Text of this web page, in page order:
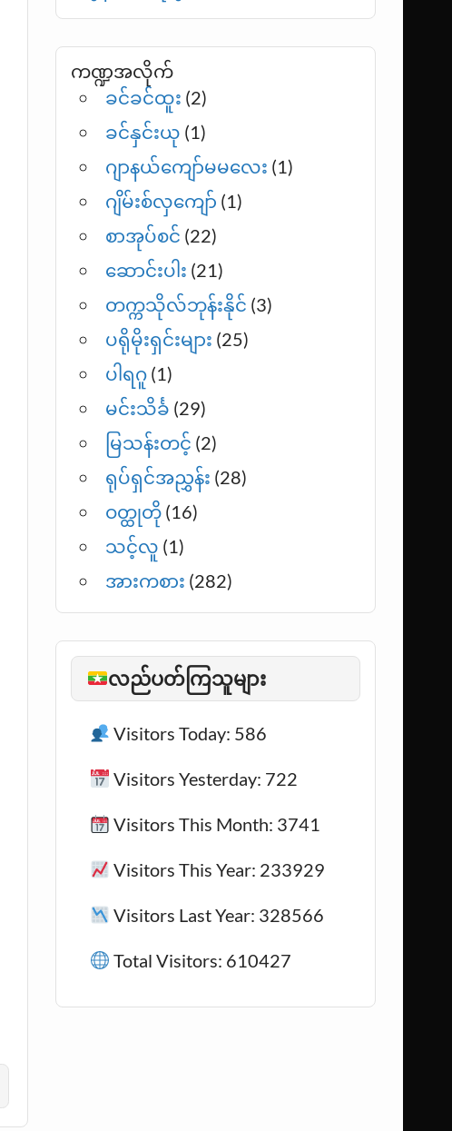
ကဏ္ဍအလိုက်
ခင်ခင်ထူး (2)
ခင်နှင်းယု (1)
ဂျာနယ်ကျော်မမလေး (1)
ဂျိမ်းစ်လှကျော် (1)
စာအုပ်စင် (22)
ဆောင်းပါး (21)
တက္ကသိုလ်ဘုန်းနိုင် (3)
ပရိုမိုးရှင်းများ (25)
ပါရဂူ (1)
မင်းသိင်္ခ (29)
မြသန်းတင့် (2)
ရုပ်ရှင်အညွှန်း (28)
ဝတ္ထုတို (16)
သင့်လူ (1)
အားကစား (282)
လည်ပတ်ကြသူများ
Visitors Today: 586
Visitors Yesterday: 722
Visitors This Month: 3741
Visitors This Year: 233929
Visitors Last Year: 328566
Total Visitors: 610427